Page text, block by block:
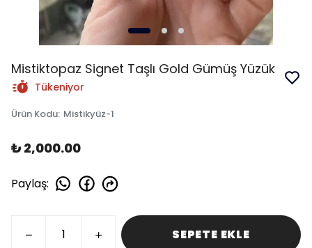
Mistiktopaz Signet Taşlı Gold Gümüş Yüzük
Tükeniyor
Ürün Kodu: Mistikyüz-1
₺ 2,000.00
Paylaş:
SEPETE EKLE